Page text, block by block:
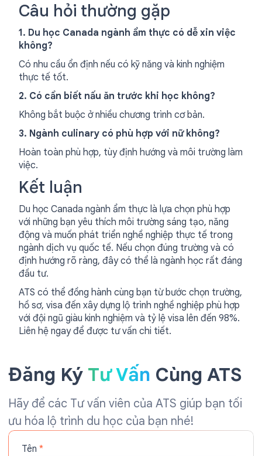
Câu hỏi thường gặp
1. Du học Canada ngành ẩm thực có dễ xin việc
không?
Có nhu cầu ổn định nếu có kỹ năng và kinh nghiệm
thực tế tốt.
2. Có cần biết nấu ăn trước khi học không?
Không bắt buộc ở nhiều chương trình cơ bản.
3. Ngành culinary có phù hợp với nữ không?
Hoàn toàn phù hợp, tùy định hướng và môi trường làm
việc.
Kết luận
Du học Canada ngành ẩm thực là lựa chọn phù hợp
với những bạn yêu thích môi trường sáng tạo, năng
động và muốn phát triển nghề nghiệp thực tế trong
ngành dịch vụ quốc tế. Nếu chọn đúng trường và có
định hướng rõ ràng, đây có thể là ngành học rất đáng
đầu tư.
ATS có thể đồng hành cùng bạn từ bước chọn trường,
hồ sơ, visa đến xây dựng lộ trình nghề nghiệp phù hợp
với đội ngũ giàu kinh nghiệm và tỷ lệ visa lên đến 98%.
Liên hệ ngay để được tư vấn chi tiết.
Đăng Ký Tư Vấn Cùng ATS
Hãy để các Tư vấn viên của ATS giúp bạn tối
ưu hóa lộ trình du học của bạn nhé!
Tên *